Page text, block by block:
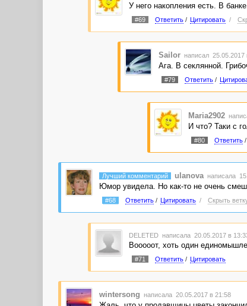
У него накопления есть. В банке.
#69 Ответить/ Цитировать /
Sailor написал 25.05.2017
Ага. В секлянной.
#79 Ответить/
Maria2902
И что? Таки с
#80 Ответить/
Лучший комментарий ulanova написала
Юмор увидела. Но как-то не очень
#68 Ответить/ Цитировать / Скрыть
DELETED написала 20.05.2017 в
Вооооот, хоть один
#71 Ответить/ Цитировать
wintersong написала 20.05.2017 в 21:58